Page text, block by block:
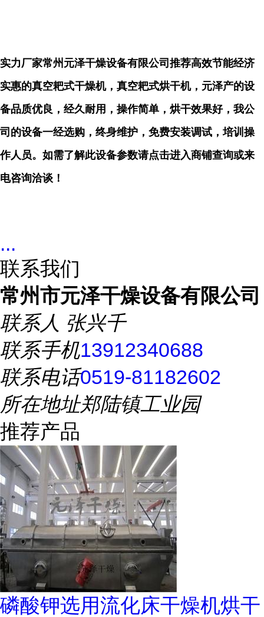
实力厂家常州元泽干燥设备有限公司推荐高效节能经济
实惠的真空耙式干燥机，真空耙式烘干机，元泽产的设
备品质优良，经久耐用，操作简单，烘干效果好，我公
司的设备一经选购，终身维护，免费安装调试，培训操
作人员。如需了解此设备参数请点击进入商铺查询或来
电咨询洽谈！
...
联系我们
常州市元泽干燥设备有限公司
联系人 张兴千
联系手机13912340688
联系电话0519-81182602
所在地址郑陆镇工业园
推荐产品
磷酸钾选用流化床干燥机烘干